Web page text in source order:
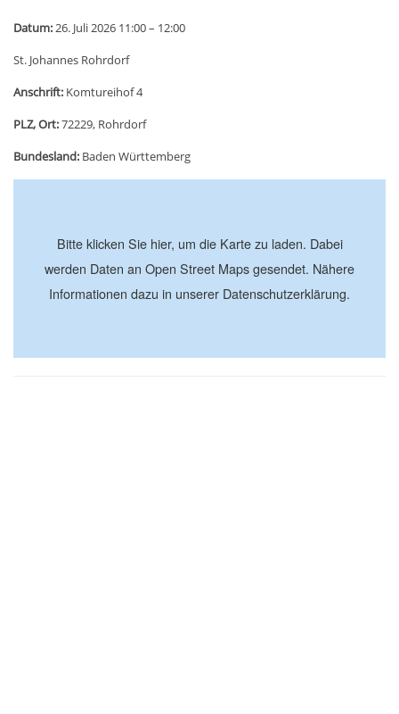
Datum:26. Juli 2026 11:00– 12:00
St. Johannes Rohrdorf
Anschrift: Komtureihof 4
PLZ, Ort:72229, Rohrdorf
Bundesland: Baden Württemberg